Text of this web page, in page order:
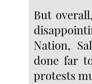
But
Nation,
done far
protests